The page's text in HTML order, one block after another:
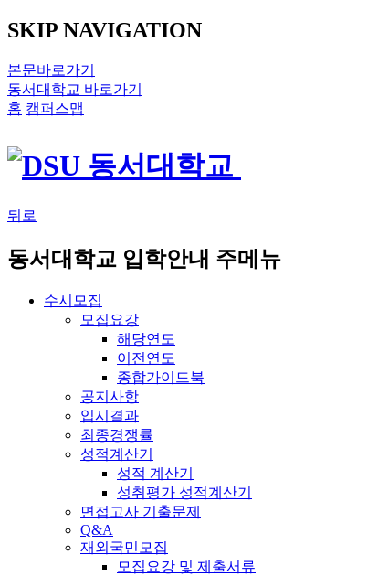
SKIP NAVIGATION
본문바로가기
동서대학교 바로가기
홈 캠퍼스맵
뒤로
동서대학교 입학안내 주메뉴
수시모집
모집요강
해당연도
이전연도
종합가이드북
공지사항
입시결과
최종경쟁률
성적계산기
성적 계산기
성취평가 성적계산기
면접고사 기출문제
Q&A
재외국민모집
모집요강 및 제출서류